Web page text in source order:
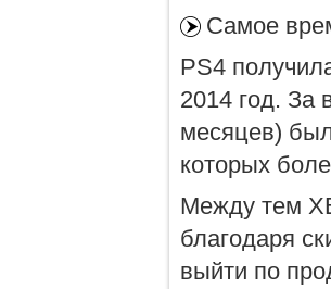
Самое
PS4
2014 год. За
месяцев)
которых
Между тем
благодаря
выйти по